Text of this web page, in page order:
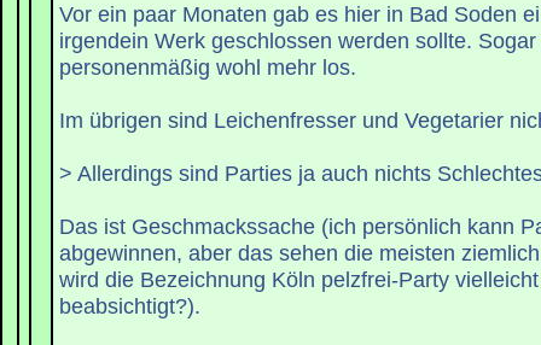
Vor ein paar Monaten gab es hier in Bad Soden
irgendein Werk geschlossen werden sollte.
personenmäßig wohl mehr los.
Im übrigen sind Leichenfresser und Vegetarier
> Allerdings sind Parties ja auch nichts
Das ist Geschmackssache (ich persönlich kann
abgewinnen, aber das sehen die meisten
wird die Bezeichnung Köln pelzfrei-Party
beabsichtigt?).